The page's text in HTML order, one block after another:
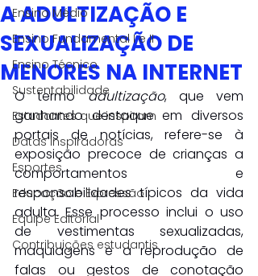
Ensino Médio
Ensino Fundamental I e II
Ensino Técnico
Sustentabilidade
Estudantes que inspiram
Datas Inspiradoras
Esportes
Educação e Expressão
Equipe Editorial
Contribuições estudantis
A ADULTIZAÇÃO E
SEXUALIZAÇÃO DE
MENORES NA INTERNET
O termo adultização, que vem
ganhando destaque em diversos
portais de notícias, refere-se à
exposição precoce de crianças a
comportamentos e
responsabilidades típicos da vida
adulta. Esse processo inclui o uso
de vestimentas sexualizadas,
maquiagens e a reprodução de
falas ou gestos de conotação